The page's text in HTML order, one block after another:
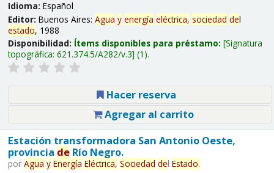
Idioma: Español
Editor: Buenos Aires: Agua y energía eléctrica, sociedad del
estado, 1988
Disponibilidad: Ítems disponibles para préstamo: Signatura
topográfica: 621.374.5/A282/v.3 (1).
Hacer reserva
Agregar al carrito
Estación transformadora San Antonio Oeste,
provincia deRío Negro.
por Agua y Energía Eléctrica, Sociedad del Estado.